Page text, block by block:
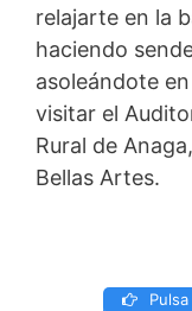
relajarte en la
haciendo
asoleándote
visitar el
Rural de
Bellas Artes.